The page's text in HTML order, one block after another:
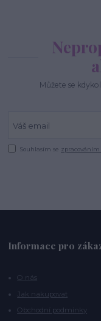
Můžete se
Souhlasím se zpracováním
Informace pro
O nás
Jak nakupovat
Obchodní podmínky